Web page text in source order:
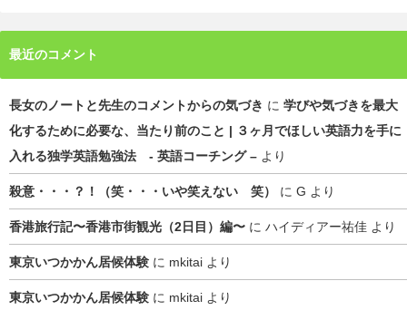
最近のコメント
長女のノートと先生のコメントからの気づき に 学びや気づきを最大
化するために必要な、当たり前のこと | ３ヶ月でほしい英語力を手に
入れる独学英語勉強法 - 英語コーチング – より
殺意・・・？！（笑・・・いや笑えない 笑） に G より
香港旅行記〜香港市街観光（2日目）編〜 に ハイディアー祐佳 より
東京いつかかん居候体験 に mkitai より
東京いつかかん居候体験 に mkitai より